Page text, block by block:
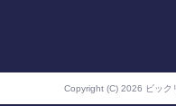
Copyright (C) 2026 ビック